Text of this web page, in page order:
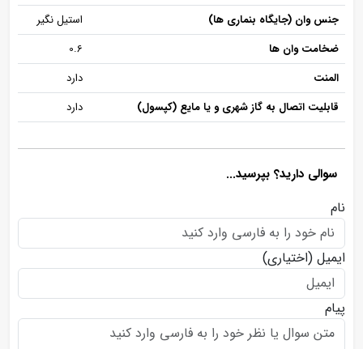
جنس وان (جایگاه بنماری ها)
استیل نگیر
ضخامت وان ها
0.6
المنت
دارد
قابلیت اتصال به گاز شهری و یا مایع (کپسول)
دارد
سوالی دارید؟ بپرسید...
نام
ایمیل (اختیاری)
پیام